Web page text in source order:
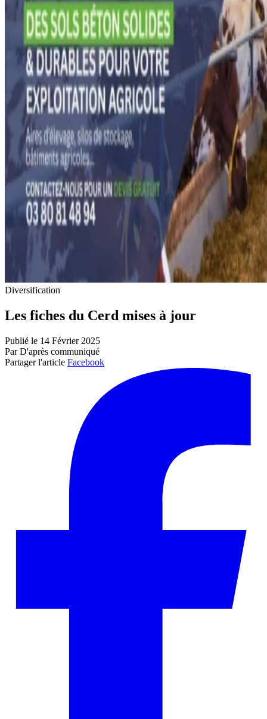
Diversification
Les fiches du Cerd mises à jour
Publié le 14 Février 2025
Par D'après communiqué
Partager l'article Facebook